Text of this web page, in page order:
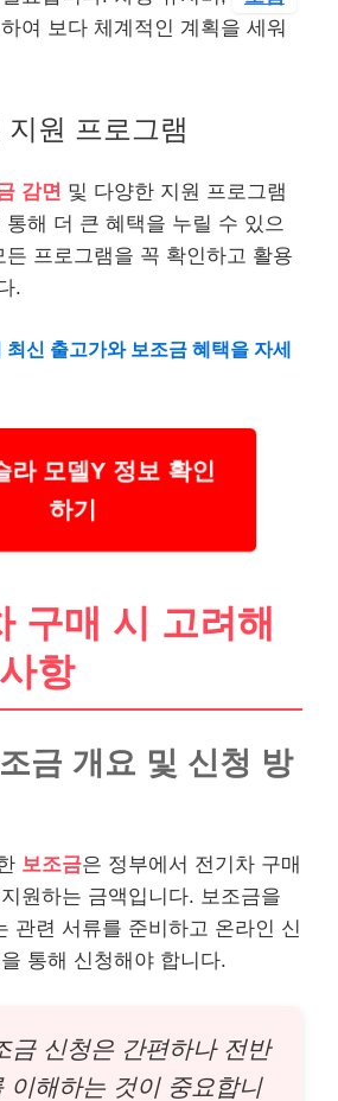
여 보다 체계적인 계획을 세워
원 프로그램
감면 및 다양한 지원 프로그램
해 더 큰 혜택을 누릴 수 있으
프로그램을 꼭 확인하고 활용
.
최신 출고가와 보조금 혜택을 자세
모델Y 정보 확인
하기
구매 시 고려해
항
금 개요 및 신청 방
보조금은 정부에서 전기차 구매
원하는 금액입니다. 보조금을
관련 서류를 준비하고 온라인 신
통해 신청해야 합니다.
금 신청은 간편하나 전반
이해하는 것이 중요합니